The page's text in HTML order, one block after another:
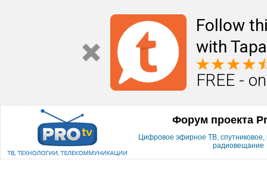
Follow
with
FREE -
Форум проекта
Цифровое эфирное ТВ, спутниковое,
радиовещание